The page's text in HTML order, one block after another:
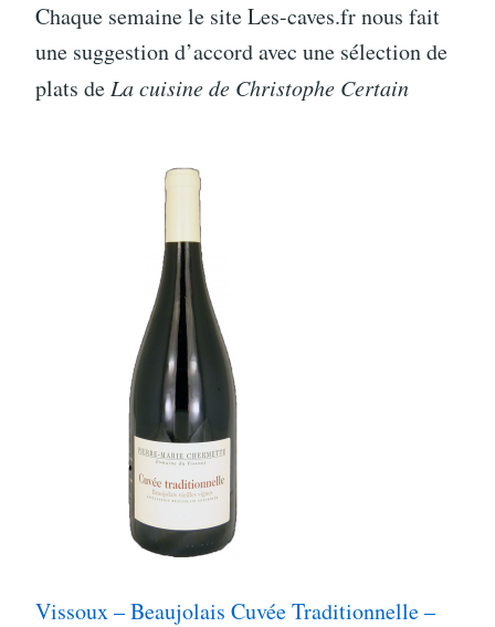
Chaque semaine le site Les-caves.fr nous fait
une suggestion d’accord avec une sélection de
plats de La cuisine de Christophe Certain
Vissoux – Beaujolais Cuvée Traditionnelle –